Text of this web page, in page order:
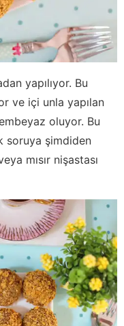
yapılıyor. Bu
ve içi unla yapılan
oluyor. Bu
soruya şimdiden
mısır nişastası